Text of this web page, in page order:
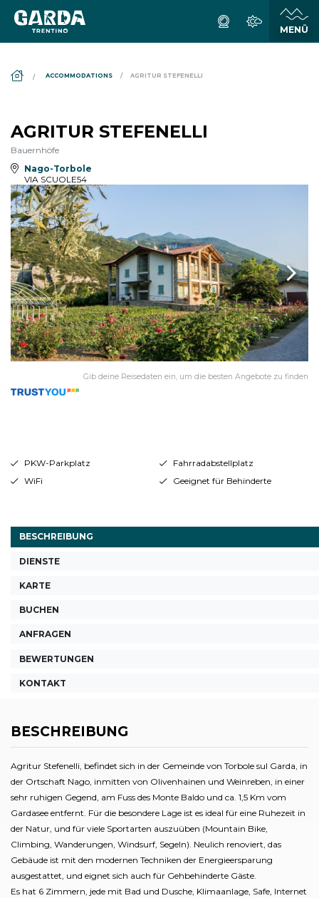
ACCOMMODATIONS AGRITUR STEFENELLI
AGRITUR STEFENELLI
Bauernhöfe
Nago-Torbole
VIA SCUOLE54
Gib deine Reisedaten ein, um die besten Angebote zu finden
PKW-Parkplatz
Fahrradabstellplatz
WiFi
Geeignet für Behinderte
BESCHREIBUNG
DIENSTE
KARTE
BUCHEN
ANFRAGEN
BEWERTUNGEN
KONTAKT
BESCHREIBUNG
Agritur Stefenelli, befindet sich in der Gemeinde von Torbole sul Garda, in
der Ortschaft Nago, inmitten von Olivenhainen und Weinreben, in einer
sehr ruhigen Gegend, am Fuss des Monte Baldo und ca. 1,5 Km vom
Gardasee entfernt. Für die besondere Lage ist es ideal für eine Ruhezeit in
der Natur, und für viele Sportarten auszuüben (Mountain Bike,
Climbing, Wanderungen, Windsurf, Segeln). Neulich renoviert, das
Gebäude ist mit den modernen Techniken der Energieersparung
ausgestattet, und eignet sich auch für Gehbehinderte Gäste.
Es hat 6 Zimmern, jede mit Bad und Dusche, Klimaanlage, Safe, Internet